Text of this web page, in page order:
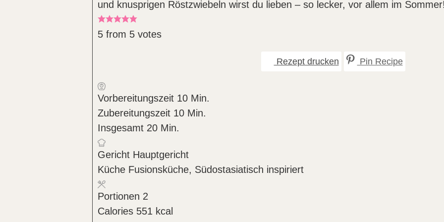
und knusprigen Röstzwiebeln wirst du lieben – so lecker, vor allem im
5 from 5 votes
Rezept drucken Pin Recipe
Vorbereitungszeit 10Minuten
Min.
Zubereitungszeit 10Minuten
Min.
Insgesamt 20Minuten
Min.
Gericht Hauptgericht
Küche Fusionsküche, Südostasiatisch inspiriert
Portionen 2
Calories 551 kcal